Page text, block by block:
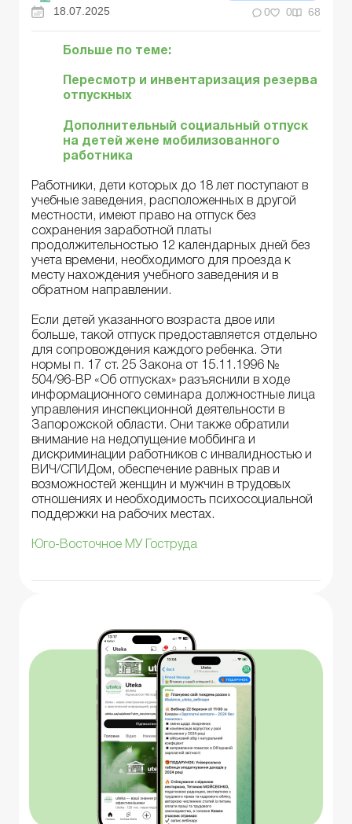
18.07.2025 0 0 68
Больше по теме:
Пересмотр и инвентаризация резерва
отпускных
Дополнительный социальный отпуск
на детей жене мобилизованного
работника
Работники, дети которых до 18 лет поступают в
учебные заведения, расположенных в другой
местности, имеют право на отпуск без
сохранения заработной платы
продолжительностью 12 календарных дней без
учета времени, необходимого для проезда к
месту нахождения учебного заведения и в
обратном направлении.
Если детей указанного возраста двое или
больше, такой отпуск предоставляется отдельно
для сопровождения каждого ребенка. Эти
нормы п. 17 ст. 25 Закона от 15.11.1996 №
504/96-ВР «Об отпусках» разъяснили в ходе
информационного семинара должностные лица
управления инспекционной деятельности в
Запорожской области. Они также обратили
внимание на недопущение моббинга и
дискриминации работников с инвалидностью и
ВИЧ/СПИДом, обеспечение равных прав и
возможностей женщин и мужчин в трудовых
отношениях и необходимость психосоциальной
поддержки на рабочих местах.
Юго-Восточное МУ Гоструда